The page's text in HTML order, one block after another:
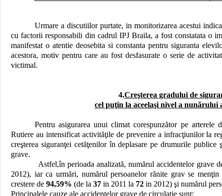
Urmare a discutiilor purtate, in monitorizarea acestui
cu factorii responsabili din cadrul IPJ Braila, a fost constatata o
manifestat o atentie deosebita si constanta pentru siguranta
acestora, motiv pentru care au fost desfasurate o serie de
victimal.
4.Creşterea gradului de
cel puţin la aceelaşi nivel a
Pentru asigurarea unui climat corespunzător pe
Rutiere au intensificat activităţile de prevenire a infracţiunilor la
creşterea siguranţei cetăţenilor în deplasare pe drumurile
grave.
Astfel,în perioada analizată, numărul accidentelor grave
2012), iar ca urmări, numărul persoanelor rănite grav se
crestere de94,59% (de la37 in 2011 la 72 in 2012) şi numărul
Principalele cauze ale accidentelor grave de circulaţie sunt: